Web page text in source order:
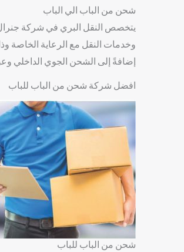
شحن من الباب الي الباب​
يتخصص النقل البري في شركة
وخدمات النقل مع الرعاية الخاصة
إضافةً إلى الشحن الجوي الداخلي
افضل شركة شحن من الباب للباب
شحن من الباب للباب